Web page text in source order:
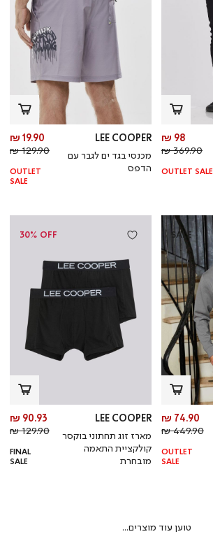
מחיר
מוצר
98 ₪
מחיר
רגיל
369.90 ₪
OUTLET SALE
LEE COOPER
מכנסי בגד ים לגבר עם
הדפס
19.90 ₪
129.90 ₪
OUTLET
SALE
SALE
מחיר
מוצר
74.90 ₪
מחיר
רגיל
449.90 ₪
OUTLET
SALE
30% OFF
LEE COOPER
מארז זוג תחתוני בוקסר
קולקציית התאמה
מובחרת
90.93 ₪
129.90 ₪
FINAL
SALE